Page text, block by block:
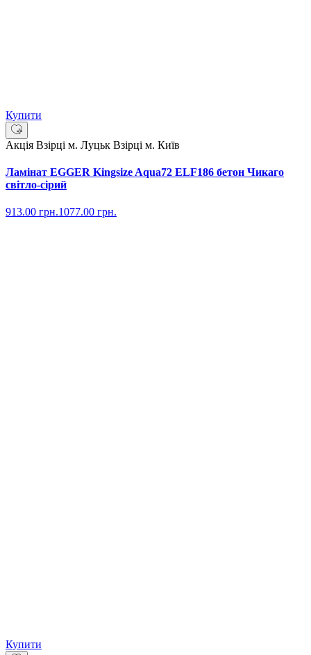
Купити
Акція Взірці м. Луцьк Взірці м. Київ
Ламінат EGGER Kingsize Aqua72 ELF186 бетон Чикаго
світло-сірий
913.00 грн.1077.00 грн.
Купити